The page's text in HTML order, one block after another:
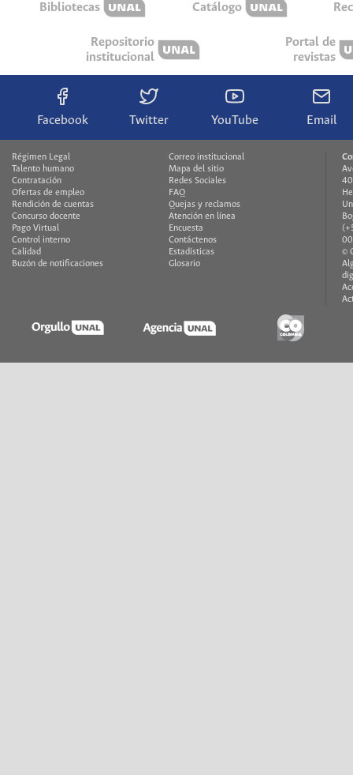
Bibliotecas Catálogo
Repositorio
institucional
Portal de
revistas
Facebook Twitter YouTube Email
Régimen Legal
Talento humano
Contratación
Ofertas de empleo
Rendición de cuentas
Concurso docente
Pago Virtual
Control interno
Calidad
Buzón de notificaciones
Correo institucional
Mapa del sitio
Redes Sociales
FAQ
Quejas y reclamos
Atención en línea
Encuesta
Contáctenos
Estadísticas
Glosario
©